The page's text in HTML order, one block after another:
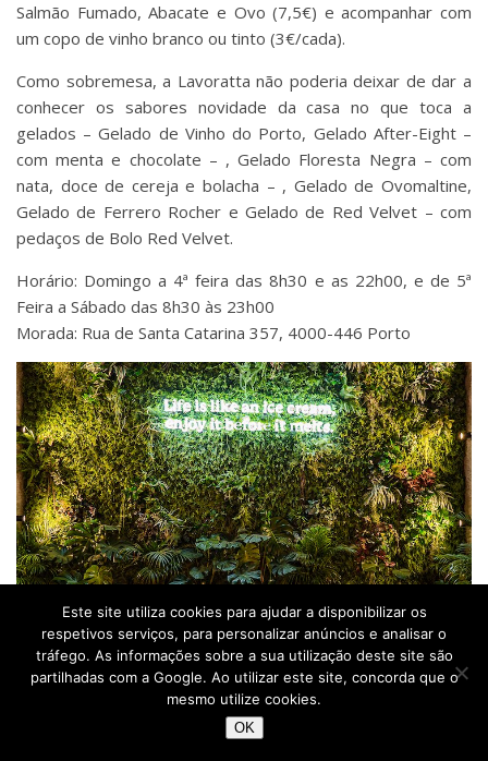
Salmão Fumado, Abacate e Ovo (7,5€) e acompanhar com
um copo de vinho branco ou tinto (3€/cada).
Como sobremesa, a Lavoratta não poderia deixar de dar a
conhecer os sabores novidade da casa no que toca a
gelados – Gelado de Vinho do Porto, Gelado After-Eight –
com menta e chocolate – , Gelado Floresta Negra – com
nata, doce de cereja e bolacha – , Gelado de Ovomaltine,
Gelado de Ferrero Rocher e Gelado de Red Velvet – com
pedaços de Bolo Red Velvet.
Horário: Domingo a 4ª feira das 8h30 e as 22h00, e de 5ª
Feira a Sábado das 8h30 às 23h00
Morada: Rua de Santa Catarina 357, 4000-446 Porto
Este site utiliza cookies para ajudar a disponibilizar os
respetivos serviços, para personalizar anúncios e analisar o
tráfego. As informações sobre a sua utilização deste site são
partilhadas com a Google. Ao utilizar este site, concorda que o
mesmo utilize cookies.
OK